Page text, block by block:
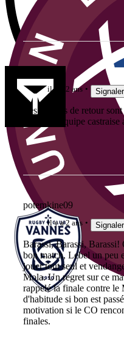
il y a 2 ans Signaler
Les joueurs de retour
mais une équipe
potemkine09
il y a 2 ans Signaler
Barassi, Barassi,
bon match, Lebel un peu
jouer tout seul et
Mola. Un regret sur ce
rappelé la finale contre
d'habitude si bon est
motivation si le CO
finales.